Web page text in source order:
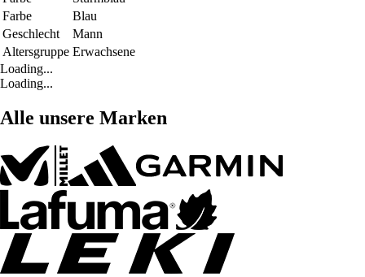
Farbe
Blau
Geschlecht
Mann
Altersgruppe Erwachsene
Loading...
Loading...
Alle unsere Marken